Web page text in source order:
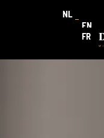
NL
EN
FR